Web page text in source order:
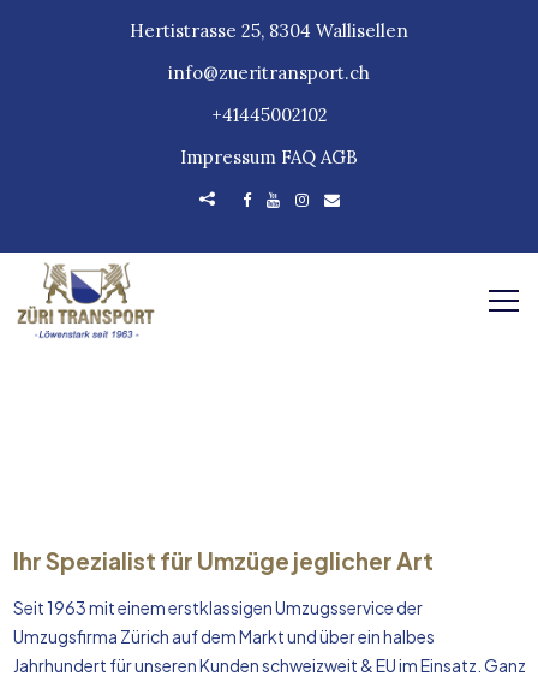
Hertistrasse 25, 8304 Wallisellen
info@zueritransport.ch
+41445002102
Impressum FAQ AGB
Ihr Spezialist für Umzüge jeglicher Art
Seit 1963 mit einem erstklassigen Umzugsservice der
Umzugsfirma Zürich auf dem Markt und über ein halbes
Jahrhundert für unseren Kunden schweizweit & EU im Einsatz. Ganz